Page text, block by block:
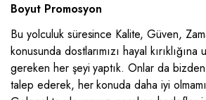
Boyut Promosyon
Bu yolculuk süresince Kalite, Güven,
konusunda dostlarımızı hayal kırıklığına
gereken her şeyi yaptık. Onlar da
talep ederek, her konuda daha iyi